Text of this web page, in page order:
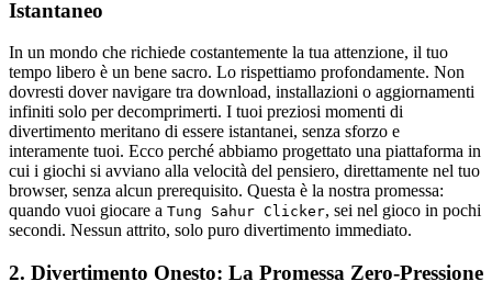
Istantaneo
In un mondo che richiede costantemente la tua attenzione, il tuo
tempo libero è un bene sacro. Lo rispettiamo profondamente. Non
dovresti dover navigare tra download, installazioni o aggiornamenti
infiniti solo per decomprimerti. I tuoi preziosi momenti di
divertimento meritano di essere istantanei, senza sforzo e
interamente tuoi. Ecco perché abbiamo progettato una piattaforma in
cui i giochi si avviano alla velocità del pensiero, direttamente nel tuo
browser, senza alcun prerequisito. Questa è la nostra promessa:
quando vuoi giocare a Tung Sahur Clicker, sei nel gioco in pochi
secondi. Nessun attrito, solo puro divertimento immediato.
2. Divertimento Onesto: La Promessa Zero-Pressione